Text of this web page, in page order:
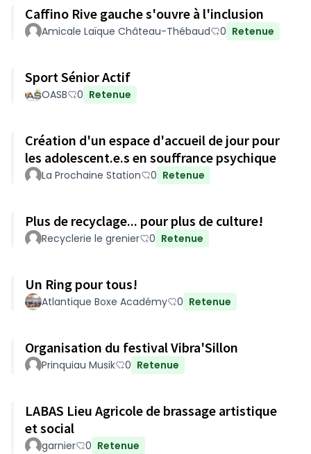
Caffino Rive gauche s'ouvre à l'inclusion
Amicale Laïque Château-Thébaud 0 Retenue
Sport Sénior Actif
OASB 0 Retenue
Création d'un espace d'accueil de jour pour
les adolescent.e.s en souffrance psychique
La Prochaine Station 0 Retenue
Plus de recyclage... pour plus de culture!
Recyclerie le grenier 0 Retenue
Un Ring pour tous!
Atlantique Boxe Académy 0 Retenue
Organisation du festival Vibra'Sillon
Prinquiau Musik 0 Retenue
LABAS Lieu Agricole de brassage artistique
et social
garnier 0 Retenue